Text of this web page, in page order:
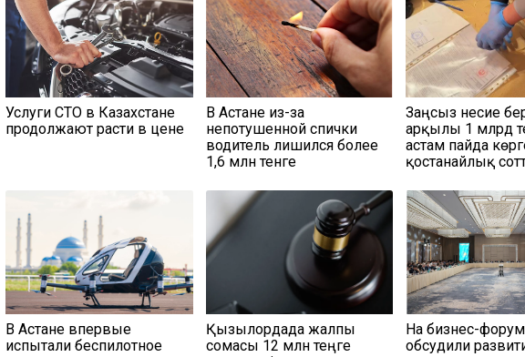
Услуги СТО в Казахстане
продолжают расти в цене
В Астане из-за
непотушенной спички
водитель лишился более
1,6 млн тенге
Заңсыз несие
арқылы 1 млрд
астам пайда
қостанайлық
В Астане впервые
испытали беспилотное
Қызылордада жалпы
сомасы 12 млн теңге
На бизнес-
обсудили